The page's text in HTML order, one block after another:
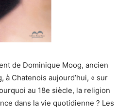
de Dominique Moog, ancien
à Chatenois aujourd’hui, « sur
au 18e siècle, la religion
dans la vie quotidienne ? Les